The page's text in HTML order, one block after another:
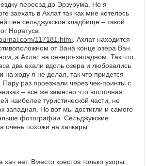
Фототоп
Видеотоп
переезд до Эрзурума. Но я
заехать в Ахлат так как мне хотелось
сельджукское кладбище – такой
Норатуса
117181.html . Ахлат находится
от Вана конце озера Ван.
а Ахлат на северо-западном. Так что
два ехали вдоль озера и любовались
ходу я не делал, так что придется
Пару раз проезжали через чек-поинты с
– всё же заметно что восточная
наиболее туристической части, не
западная. Но вот мы достигли и самого
фотографии. Сельджукские
очень похожи на хачкары
хач нет. Вместо крестов только узоры.